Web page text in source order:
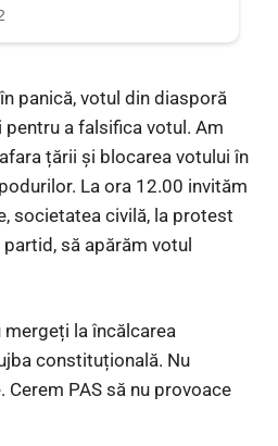
panică, votul din diasporă
a falsifica votul. Am
țării și blocarea votului în
La ora 12.00 invităm
societatea civilă, la protest
să apărăm votul
la încălcarea
constituțională. Nu
PAS să nu provoace